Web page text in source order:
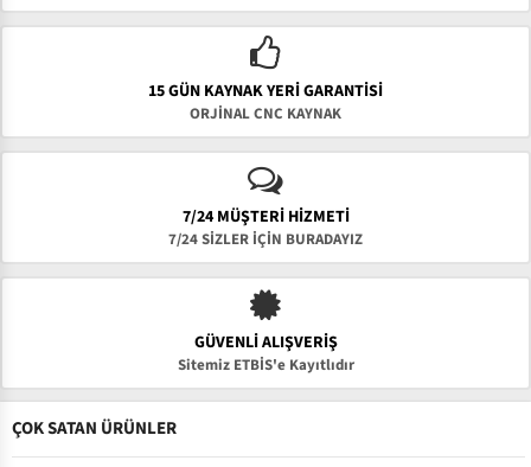
15 GÜN KAYNAK YERI GARANTISI
ORJİNAL CNC KAYNAK
7/24 MÜŞTERİ HİZMETİ
7/24 SİZLER İÇİN BURADAYIZ
GÜVENLI ALIŞVERIŞ
Sitemiz ETBİS'e Kayıtlıdır
ÇOK SATAN ÜRÜNLER